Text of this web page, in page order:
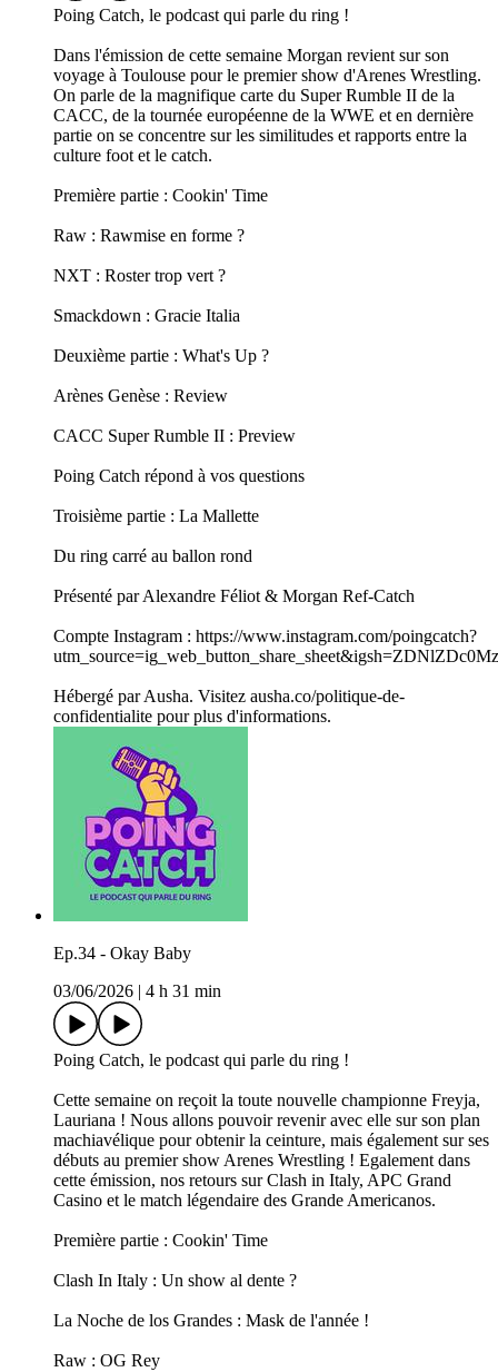
Poing Catch, le podcast qui parle du ring !
Dans l'émission de cette semaine Morgan revient sur son
voyage à Toulouse pour le premier show d'Arenes Wrestling.
On parle de la magnifique carte du Super Rumble II de la
CACC, de la tournée européenne de la WWE et en dernière
partie on se concentre sur les similitudes et rapports entre la
culture foot et le catch.
Première partie : Cookin' Time
Raw : Rawmise en forme ?
NXT : Roster trop vert ?
Smackdown : Gracie Italia
Deuxième partie : What's Up ?
Arènes Genèse : Review
CACC Super Rumble II : Preview
Poing Catch répond à vos questions
Troisième partie : La Mallette
Du ring carré au ballon rond
Présenté par Alexandre Féliot & Morgan Ref-Catch
Compte Instagram : https://www.instagram.com/poingcatch?
Hébergé par Ausha. Visitez ausha.co/politique-de-
confidentialite pour plus d'informations.
Ep.34 - Okay Baby
03/06/2026
4 h 31 min
Poing Catch, le podcast qui parle du ring !
Cette semaine on reçoit la toute nouvelle championne Freyja,
Lauriana ! Nous allons pouvoir revenir avec elle sur son plan
machiavélique pour obtenir la ceinture, mais également sur ses
débuts au premier show Arenes Wrestling ! Egalement dans
cette émission, nos retours sur Clash in Italy, APC Grand
Casino et le match légendaire des Grande Americanos.
Première partie : Cookin' Time
Clash In Italy : Un show al dente ?
La Noche de los Grandes : Mask de l'année !
Raw : OG Rey